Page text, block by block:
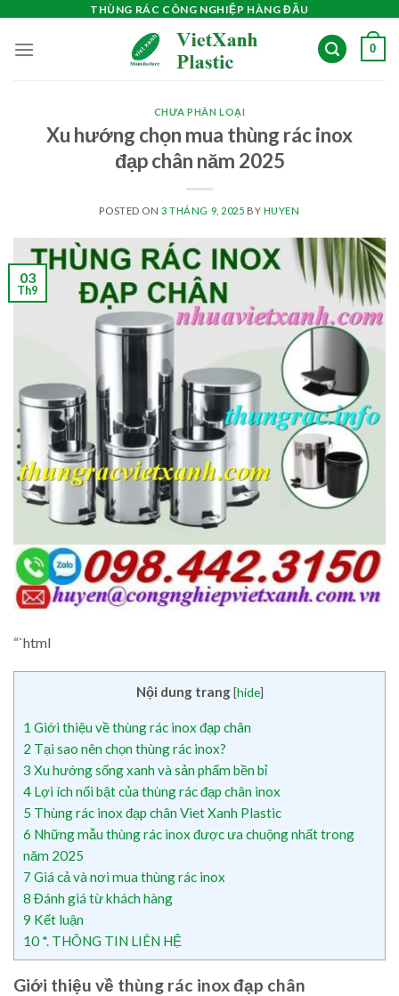
content
THÙNG RÁC CÔNG NGHIỆP HÀNG ĐẦU
0
CHƯA PHÂN LOẠI
Xu hướng chọn mua thùng rác inox
đạp chân năm 2025
POSTED ON3 THÁNG 9, 2025 BY HUYEN
03
Th9
“`html
Nội dung trang [hide]
1 Giới thiệu về thùng rác inox đạp chân
2 Tại sao nên chọn thùng rác inox?
3 Xu hướng sống xanh và sản phẩm bền bỉ
4 Lợi ích nổi bật của thùng rác đạp chân inox
5 Thùng rác inox đạp chân Viet Xanh Plastic
6 Những mẫu thùng rác inox được ưa chuộng nhất trong
năm 2025
7 Giá cả và nơi mua thùng rác inox
8 Đánh giá từ khách hàng
9 Kết luận
10 *. THÔNG TIN LIÊN HỆ
Giới thiệu về thùng rác inox đạp chân